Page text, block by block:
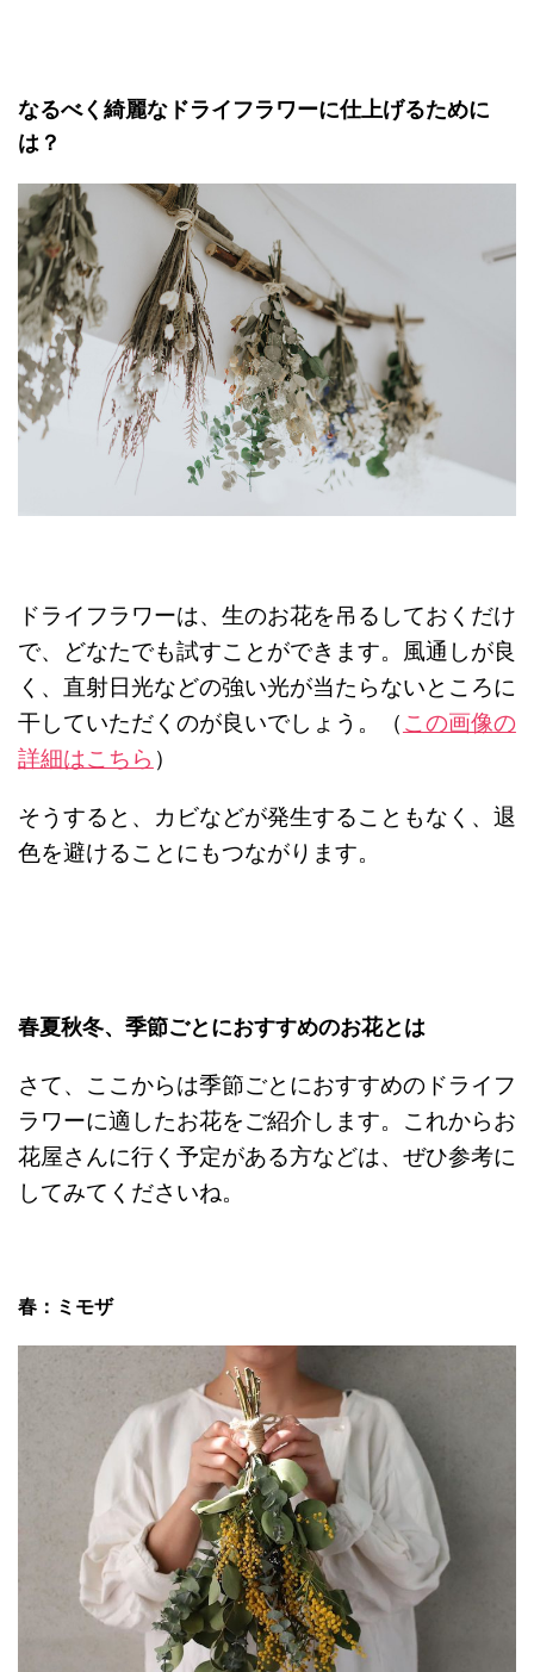
なるべく綺麗なドライフラワーに仕上げるために
は？
ドライフラワーは、生のお花を吊るしておくだけ
で、どなたでも試すことができます。風通しが良
く、直射日光などの強い光が当たらないところに
干していただくのが良いでしょう。（この画像の
詳細はこちら）
そうすると、カビなどが発生することもなく、退
色を避けることにもつながります。
春夏秋冬、季節ごとにおすすめのお花とは
さて、ここからは季節ごとにおすすめのドライフ
ラワーに適したお花をご紹介します。これからお
花屋さんに行く予定がある方などは、ぜひ参考に
してみてくださいね。
春：ミモザ